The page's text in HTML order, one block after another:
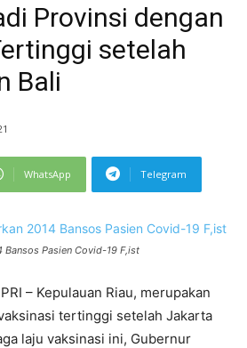
Provinsi dengan
setelah
Bali
WhatsApp Telegram
Bansos Pasien Covid-19 F,ist
– Kepulauan Riau, merupakan
tertinggi setelah Jakarta
laju vaksinasi ini, Gubernur